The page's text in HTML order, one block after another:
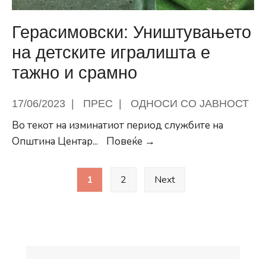
Герасимовски: Уништувањето
на детските игралишта e
тажно и срамно
17/06/2023 ПРЕС ОДНОСИ СО ЈАВНОСТ
Во текот на изминатиот период службите на
Општина Центар... Повеќе →
на
pagination
1 2 Next